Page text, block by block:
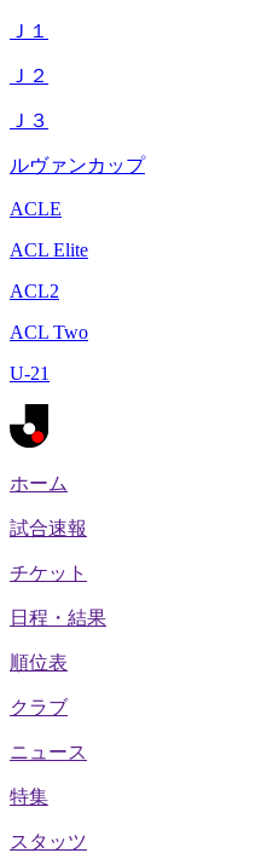
Ｊ１
Ｊ２
Ｊ３
ルヴァンカップ
ACLE
ACL Elite
ACL2
ACL Two
U-21
ホーム
試合速報
チケット
日程・結果
順位表
クラブ
ニュース
特集
スタッツ